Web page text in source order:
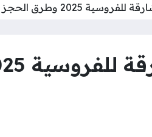
2025 وطرق الحجز
2025 وطرق الحجز